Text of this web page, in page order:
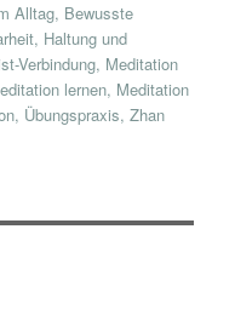
Alltag, Bewusste
, Haltung und
Verbindung, Meditation
lernen, Meditation
, Übungspraxis,Zhan